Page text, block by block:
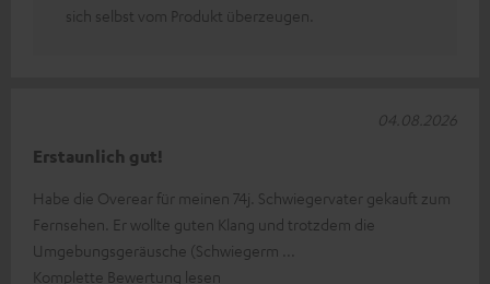
sich selbst vom Produkt überzeugen.
Erstaunlich gut!
Habe die Overear für meinen 74j. Schwiegervater gekauft zum
Fernsehen. Er wollte guten Klang und trotzdem die
Umgebungsgeräusche (Schwiegerm
Komplette Bewertung lesen
04.08.2026